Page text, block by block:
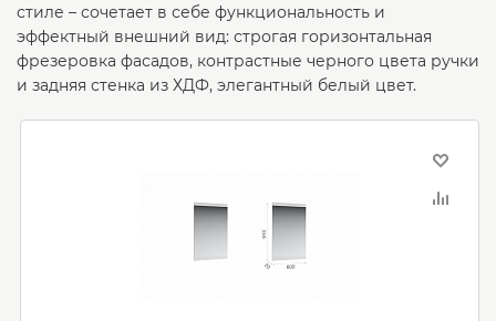
стиле – сочетает в себе функциональность и
эффектный внешний вид: строгая горизонтальная
фрезеровка фасадов, контрастные черного цвета ручки
и задняя стенка из ХДФ, элегантный белый цвет.